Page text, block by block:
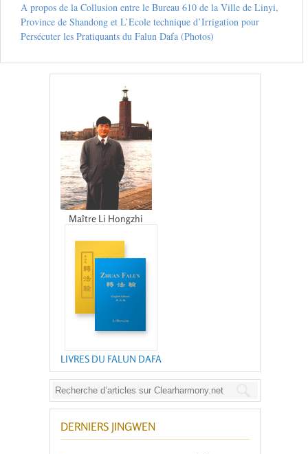
A propos de la Collusion entre le Bureau 610 de la Ville de Linyi,
Province de Shandong et L’Ecole technique d’Irrigation pour
Persécuter les Pratiquants du Falun Dafa (Photos)
Maître Li Hongzhi
LIVRES DU FALUN DAFA
DERNIERS JINGWEN